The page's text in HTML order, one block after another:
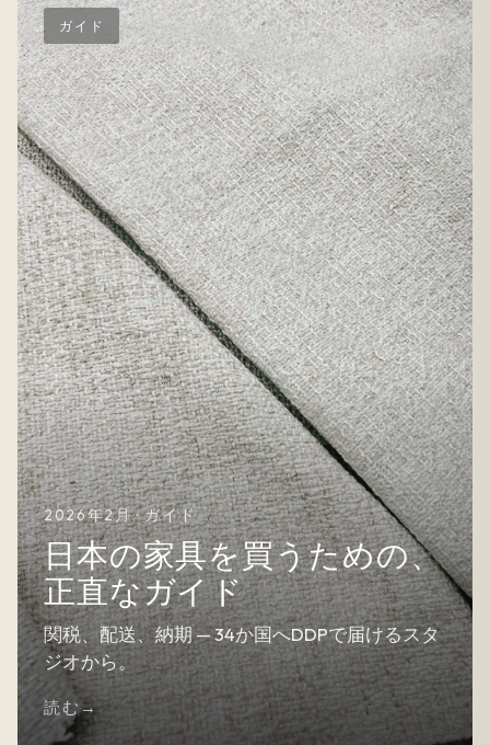
ガイド
2026年2月 · ガイド
日本の家具を買うための、
正直なガイド
関税、配送、納期 — 34か国へDDPで届けるスタ
ジオから。
読む